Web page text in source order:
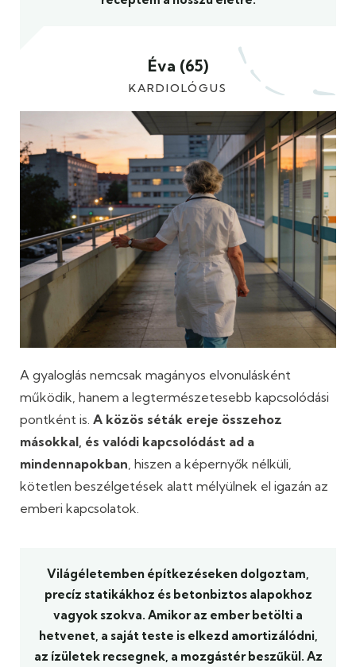
Éva (65)
KARDIOLÓGUS
A gyaloglás nemcsak magányos elvonulásként
működik, hanem a legtermészetesebb kapcsolódási
pontként is. A közös séták ereje összehoz
másokkal, és valódi kapcsolódást ad a
mindennapokban, hiszen a képernyők nélküli,
kötetlen beszélgetések alatt mélyülnek el igazán az
emberi kapcsolatok.
Világéletemben építkezéseken dolgoztam,
precíz statikákhoz és betonbiztos alapokhoz
vagyok szokva. Amikor az ember betölti a
hetvenet, a saját teste is elkezd amortizálódni,
az ízületek recsegnek, a mozgástér beszűkül. Az